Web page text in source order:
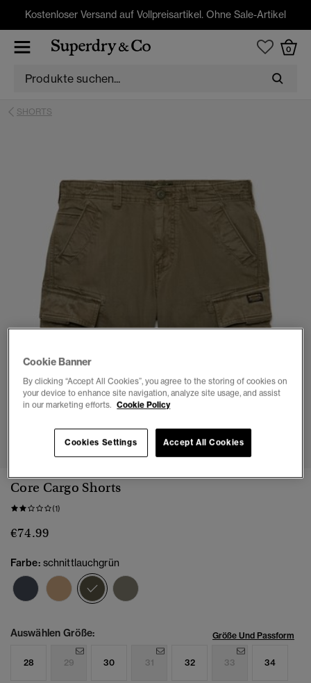
Kostenloser Versand auf Vollpreisartikel. Ohne Sale-Artikel
0
SHORTS
1 2 3 4 5 6 7
Core Cargo Shorts
(1)
€74.99
Farbe: schnittlauchgrün
Ausgewählt
Auswählen Größe: Größe Und Passform
28 29 30 31 32 33 34
Cookie Banner
By clicking “Accept All Cookies”, you agree to the storing of cookies on
your device to enhance site navigation, analyze site usage, and assist
in our marketing efforts. Cookie Policy
Accept All Cookies
Cookies Settings